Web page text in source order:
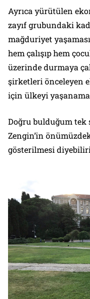
Ayrıca yürütülen
zayıf grubundaki
mağduriyet
hem çalışıp hem
üzerinde durmaya
şirketleri önceleyen
için ülkeyi
Doğru bulduğum tek
Zengin’in
gösterilmesi